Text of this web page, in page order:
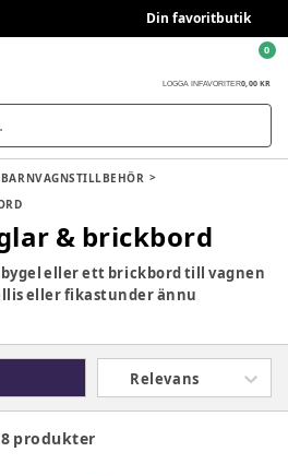
Din favoritbutik
LOGGA IN FAVORITER0,00 KR
0
BARNVAGNSTILLBEHÖR
& brickbord
eller ett brickbord till vagnen
eller fikastunder ännu
hittar du praktiska
barn.
Relevans
produkter